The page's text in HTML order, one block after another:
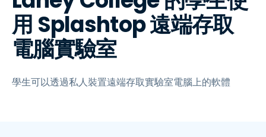
用 Splashtop 遠端存取
電腦實驗室
學生可以透過私人裝置遠端存取實驗室電腦上的軟體